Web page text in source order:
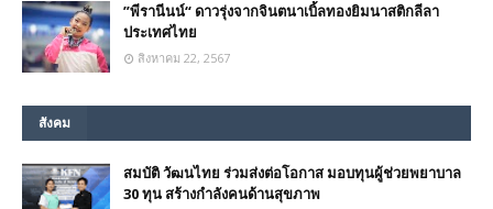
”พีรานีนน์“​ ดาวรุ่งจากจินตนาเบิ้ลทองยิมนาสติกลีลา
ประเทศไทย
สิงหาคม 22, 2567
สังคม
สมบัติ วัฒนไทย ร่วมส่งต่อโอกาส มอบทุนผู้ช่วยพยาบาล
30 ทุน สร้างกำลังคนด้านสุขภาพ